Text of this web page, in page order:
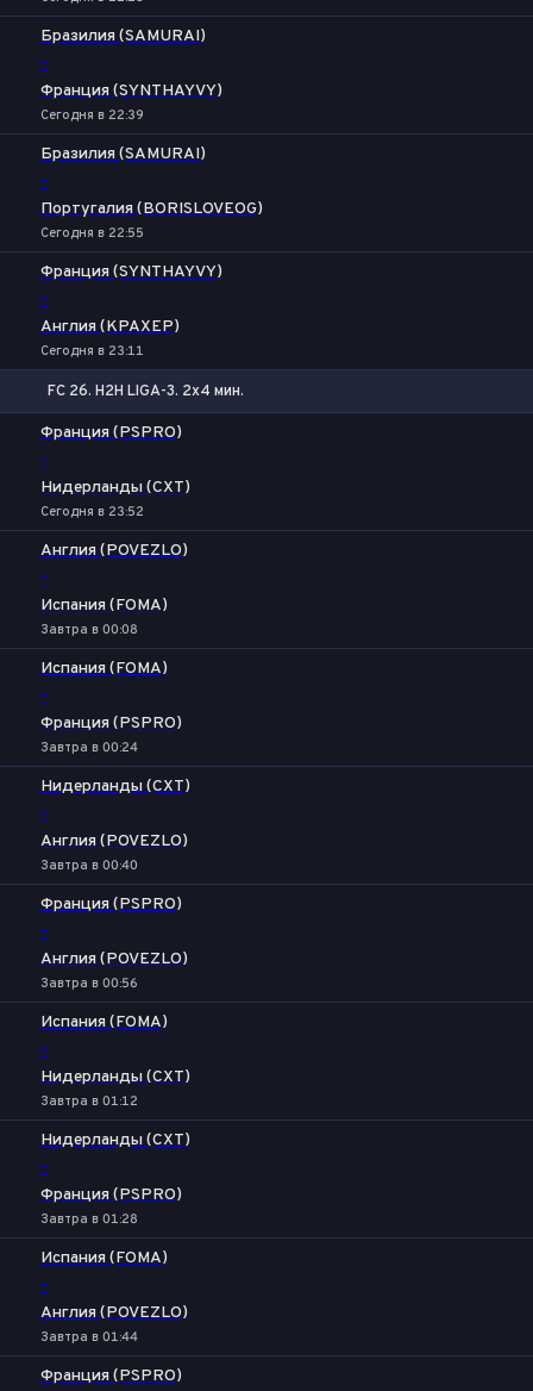
Бразилия (SAMURAI)
-
Франция (SYNTHAYVY)
Сегодня в 22:39
Бразилия (SAMURAI)
-
Португалия (BORISLOVEOG)
Сегодня в 22:55
Франция (SYNTHAYVY)
-
Англия (KPAXEP)
Сегодня в 23:11
FC 26. H2H LIGA-3. 2x4 мин.
Франция (PSPRO)
-
Нидерланды (CXT)
Сегодня в 23:52
Англия (POVEZLO)
-
Испания (FOMA)
Завтра в 00:08
Испания (FOMA)
-
Франция (PSPRO)
Завтра в 00:24
Нидерланды (CXT)
-
Англия (POVEZLO)
Завтра в 00:40
Франция (PSPRO)
-
Англия (POVEZLO)
Завтра в 00:56
Испания (FOMA)
-
Нидерланды (CXT)
Завтра в 01:12
Нидерланды (CXT)
-
Франция (PSPRO)
Завтра в 01:28
Испания (FOMA)
-
Англия (POVEZLO)
Завтра в 01:44
Франция (PSPRO)